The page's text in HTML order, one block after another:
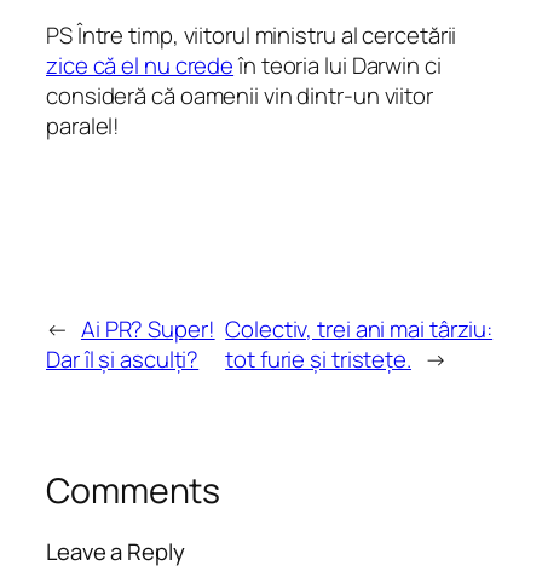
PS Între timp, viitorul ministru al cercetării
zice că el nu credeîn teoria lui Darwin ci
consideră că oamenii vin dintr-un viitor
paralel!
← Ai PR? Super!
Dar îl și asculți?
Colectiv, trei ani mai târziu:
tot furie și tristețe. →
Comments
Leave a Reply